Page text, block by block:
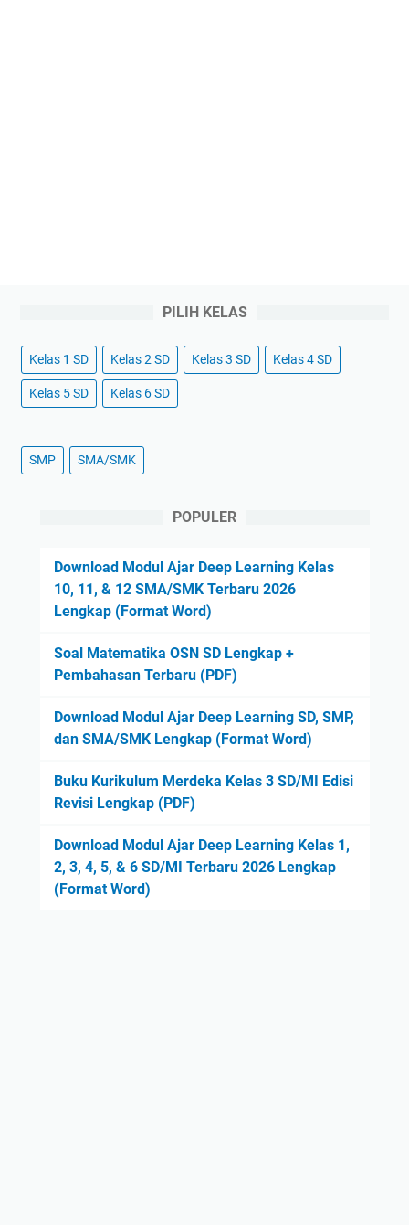
PILIH KELAS
Kelas 1 SD Kelas 2 SD Kelas 3 SD Kelas 4 SD
Kelas 5 SD Kelas 6 SD
SMP SMA/SMK
POPULER
Download Modul Ajar Deep Learning Kelas
10, 11, & 12 SMA/SMK Terbaru 2026
Lengkap (Format Word)
Soal Matematika OSN SD Lengkap +
Pembahasan Terbaru (PDF)
Download Modul Ajar Deep Learning SD, SMP,
dan SMA/SMK Lengkap (Format Word)
Buku Kurikulum Merdeka Kelas 3 SD/MI Edisi
Revisi Lengkap (PDF)
Download Modul Ajar Deep Learning Kelas 1,
2, 3, 4, 5, & 6 SD/MI Terbaru 2026 Lengkap
(Format Word)